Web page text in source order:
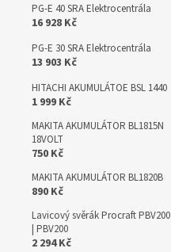
PG-E 40 SRA Elektrocentrála
16 928 Kč
PG-E 30 SRA Elektrocentrála
13 903 Kč
HITACHI AKUMULÁTOE BSL 1440
1 999 Kč
MAKITA AKUMULÁTOR BL1815N
18VOLT
750 Kč
MAKITA AKUMULÁTOR BL1820B
890 Kč
Lavicový svěrák Procraft PBV200
| PBV200
2 294 Kč